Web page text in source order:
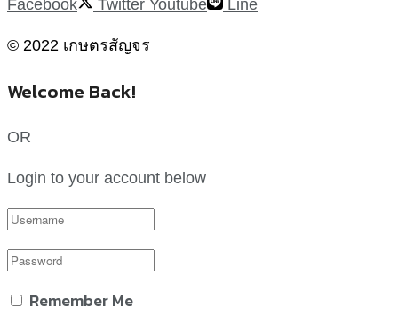
Facebook Twitter Youtube Line
© 2022 เกษตรสัญจร
Welcome Back!
OR
Login to your account below
Remember Me